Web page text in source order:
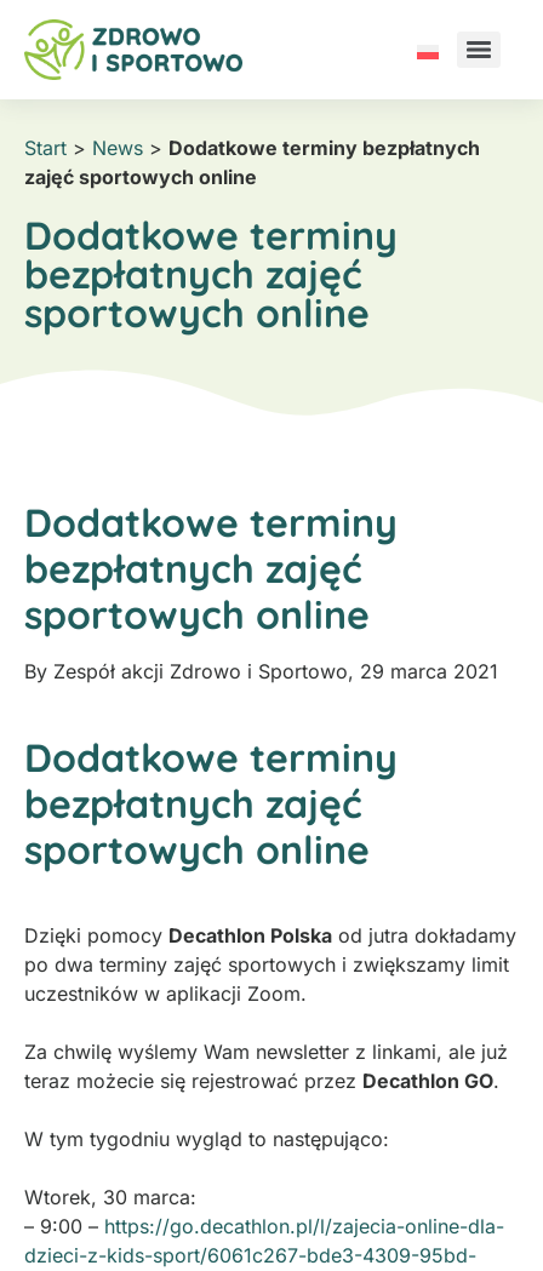
Start > News > Dodatkowe terminy bezpłatnych
zajęć sportowych online
Dodatkowe terminy
bezpłatnych zajęć
sportowych online
Dodatkowe terminy
bezpłatnych zajęć
sportowych online
By Zespół akcji Zdrowo i Sportowo, 29 marca 2021
Dodatkowe terminy
bezpłatnych zajęć
sportowych online
Dzięki pomocy Decathlon Polska od jutra dokładamy
po dwa terminy zajęć sportowych i zwiększamy limit
uczestników w aplikacji Zoom.
Za chwilę wyślemy Wam newsletter z linkami, ale już
teraz możecie się rejestrować przez Decathlon GO.
W tym tygodniu wygląd to następująco:
Wtorek, 30 marca:
– 9:00 – https://go.decathlon.pl/l/zajecia-online-dla-
dzieci-z-kids-sport/6061c267-bde3-4309-95bd-